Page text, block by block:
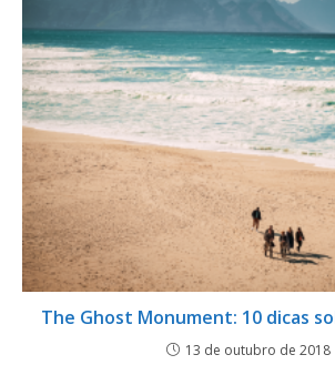
The Ghost Monument: 10 dicas
13 de outubro de 2018